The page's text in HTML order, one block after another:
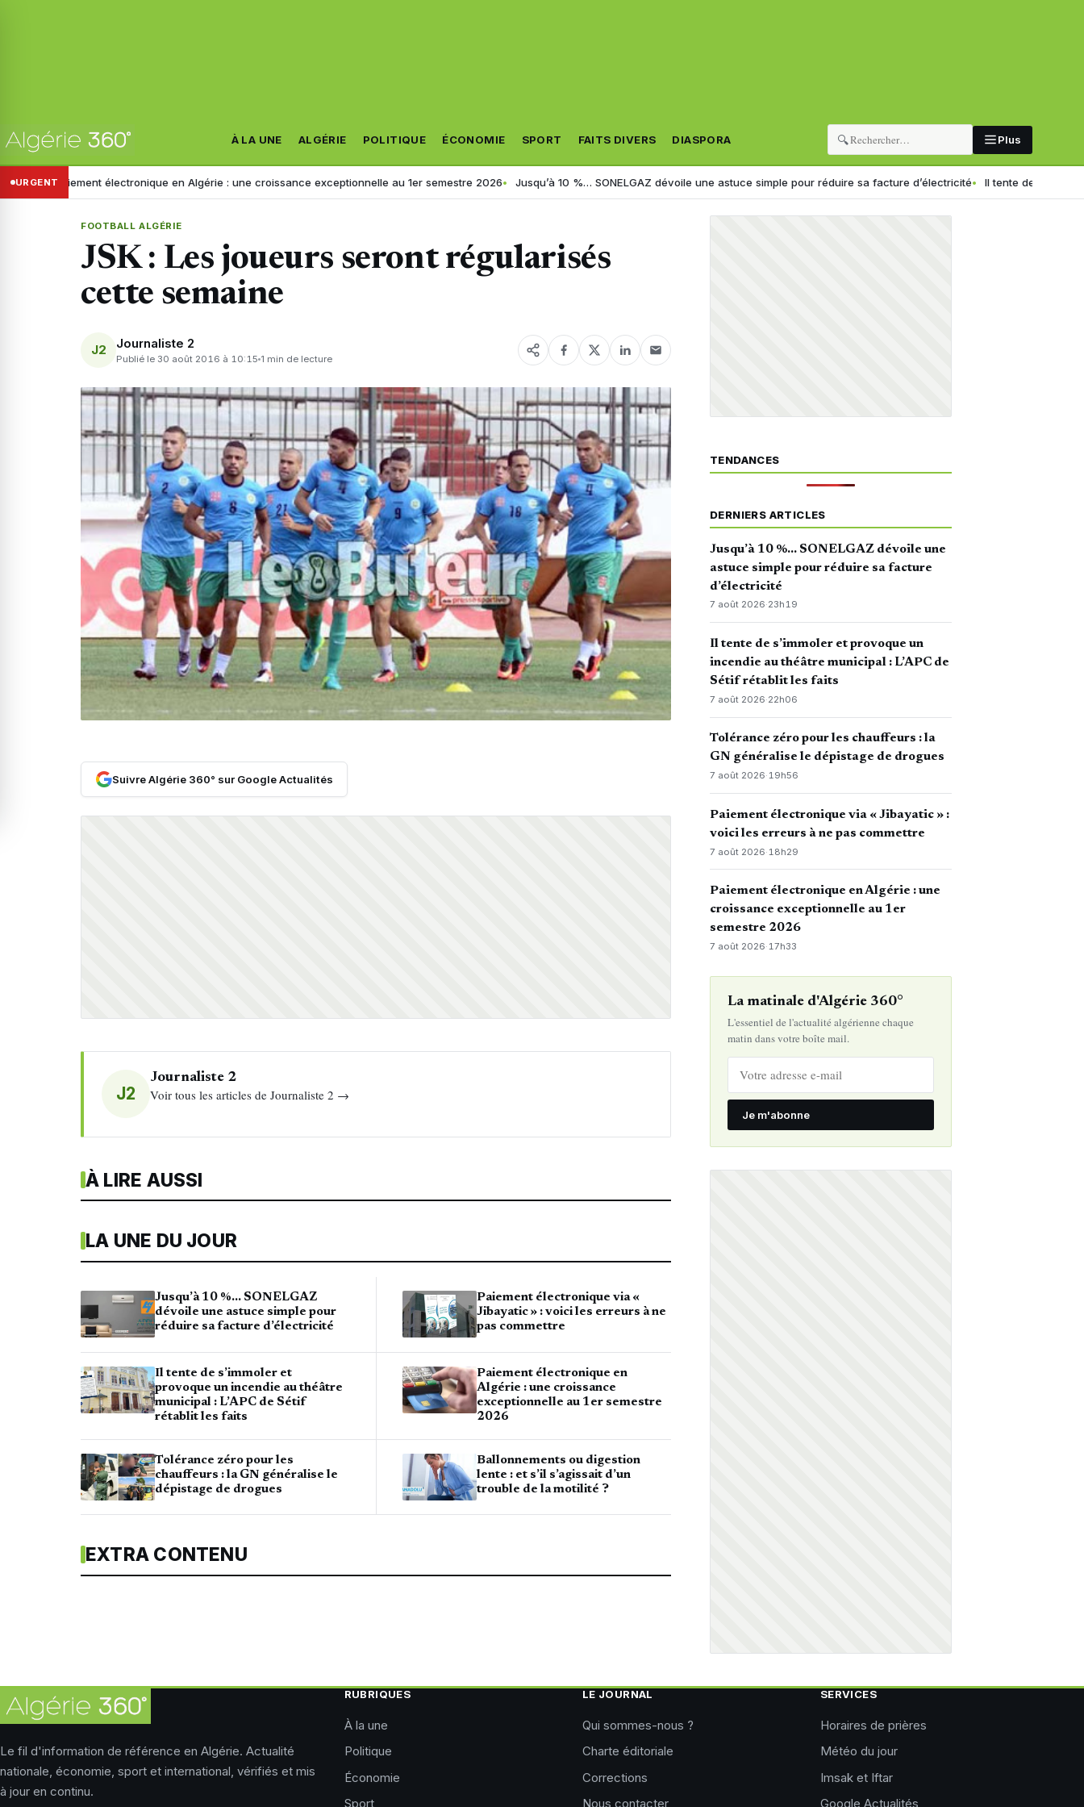
À LA UNE ALGÉRIE POLITIQUE ÉCONOMIE SPORT FAITS DIVERS DIASPORA 🔍 Plus
URGENT
Paiement électronique en Algérie : une croissance exceptionnelle au 1er semestre 2026 Jusqu’à 10 %… SONELGAZ dévoile une astuce simple pour réduire sa facture d’électricité Il tente de s’immoler et
FOOTBALL ALGÉRIE
JSK : Les joueurs seront régularisés
cette semaine
J2 Journaliste 2
Publié le 30 août 2016 à 10:15 1 min de lecture
Suivre Algérie 360° sur Google Actualités
J2
Journaliste 2
Voir tous les articles de Journaliste 2 →
À LIRE AUSSI
LA UNE DU JOUR
Jusqu’à 10 %… SONELGAZ
dévoile une astuce simple pour
réduire sa facture d’électricité
Il tente de s’immoler et
provoque un incendie au théâtre
municipal : L’APC de Sétif
rétablit les faits
Tolérance zéro pour les
chauffeurs : la GN généralise le
dépistage de drogues
Paiement électronique via «
Jibayatic » : voici les erreurs à ne
pas commettre
Paiement électronique en
Algérie : une croissance
exceptionnelle au 1er semestre
2026
Ballonnements ou digestion
lente : et s’il s’agissait d’un
trouble de la motilité ?
EXTRA CONTENU
TENDANCES
DERNIERS ARTICLES
Jusqu’à 10 %… SONELGAZ dévoile une
astuce simple pour réduire sa facture
d’électricité
7 août 2026·23h19
Il tente de s’immoler et provoque un
incendie au théâtre municipal : L’APC de
Sétif rétablit les faits
7 août 2026·22h06
Tolérance zéro pour les chauffeurs : la
GN généralise le dépistage de drogues
7 août 2026·19h56
Paiement électronique via « Jibayatic » :
voici les erreurs à ne pas commettre
7 août 2026· 18h29
Paiement électronique en Algérie : une
croissance exceptionnelle au 1er
semestre 2026
7 août 2026·17h33
La matinale d'Algérie 360°
L'essentiel de l'actualité algérienne chaque
matin dans votre boîte mail.
Je m'abonne
Le fil d'information de référence en Algérie. Actualité
nationale, économie, sport et international, vérifiés et mis
à jour en continu.
RUBRIQUES
À la une
Politique
Économie
Sport
LE JOURNAL
Qui sommes-nous ?
Charte éditoriale
Corrections
Nous contacter
SERVICES
Horaires de prières
Météo du jour
Imsak et Iftar
Google Actualités